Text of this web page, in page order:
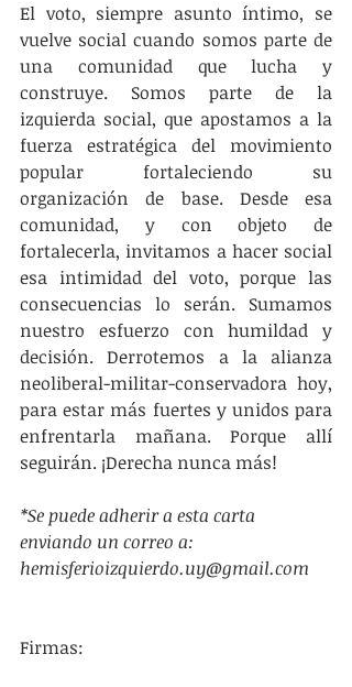
El voto, siempre asunto íntimo, se
vuelve social cuando somos parte de
una comunidad que lucha y
construye. Somos parte de la
izquierda social, que apostamos a la
fuerza estratégica del movimiento
popular fortaleciendo su
organización de base. Desde esa
comunidad, y con objeto de
fortalecerla, invitamos a hacer social
esa intimidad del voto, porque las
consecuencias lo serán. Sumamos
nuestro esfuerzo con humildad y
decisión. Derrotemos a la alianza
neoliberal-militar-conservadora hoy,
para estar más fuertes y unidos para
enfrentarla mañana. Porque allí
seguirán. ¡Derecha nunca más!
*Se puede adherir a esta carta
enviando un correo a:
hemisferioizquierdo.uy@gmail.com
Firmas: